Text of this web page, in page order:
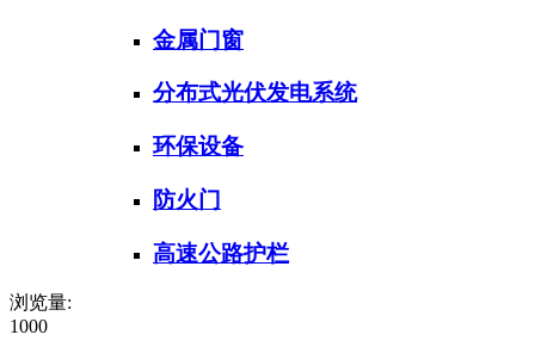
金属门窗
分布式光伏发电系统
环保设备
防火门
高速公路护栏
浏览量:
1000